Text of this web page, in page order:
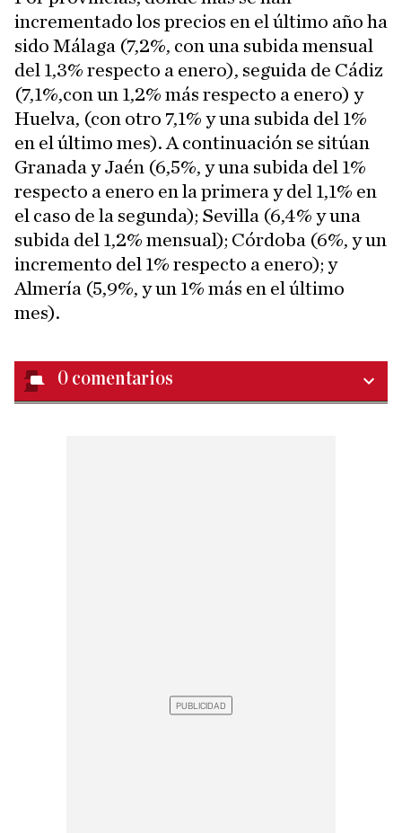
incrementado los precios en el último año ha
sido Málaga (7,2%, con una subida mensual
del 1,3% respecto a enero), seguida de Cádiz
(7,1%,con un 1,2% más respecto a enero) y
Huelva, (con otro 7,1% y una subida del 1%
en el último mes). A continuación se sitúan
Granada y Jaén (6,5%, y una subida del 1%
respecto a enero en la primera y del 1,1% en
el caso de la segunda); Sevilla (6,4% y una
subida del 1,2% mensual); Córdoba (6%, y un
incremento del 1% respecto a enero); y
Almería (5,9%, y un 1% más en el último
mes).
0 comentarios